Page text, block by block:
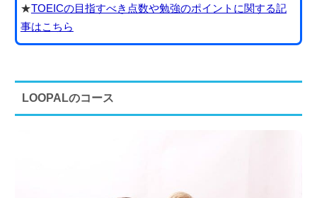
★TOEICの目指すべき点数や勉強のポイントに関する記
事はこちら
LOOPALのコース